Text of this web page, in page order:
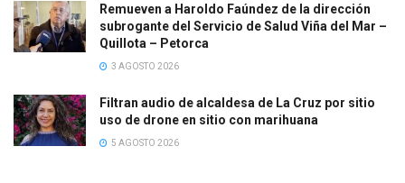
Remueven a Haroldo Faúndez de la dirección
subrogante del Servicio de Salud Viña del Mar –
Quillota – Petorca
3 AGOSTO 2026
Filtran audio de alcaldesa de La Cruz por sitio
uso de drone en sitio con marihuana
5 AGOSTO 2026